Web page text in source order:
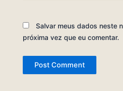
Salvar meus dados neste
próxima vez que eu comentar.